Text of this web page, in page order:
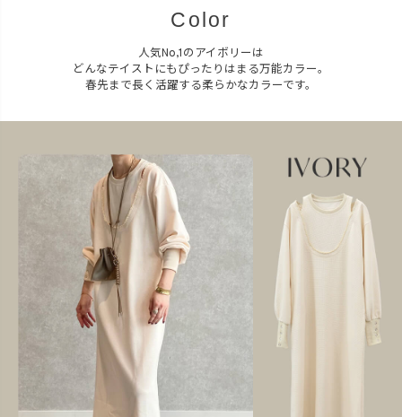
Color
人気No,1のアイボリーは
どんなテイストにもぴったりはまる万能カラー。
春先まで長く活躍する柔らかなカラーです。